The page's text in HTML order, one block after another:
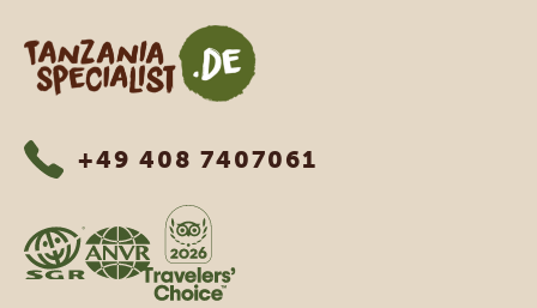
Tanzania Specialist
+49 408 7407061